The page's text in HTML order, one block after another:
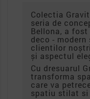
Colectia
seria de
Bellona, ​​a
deco -
clientilor
și aspectul
Cu dresuarul
transforma
care va
spatiu stilat si